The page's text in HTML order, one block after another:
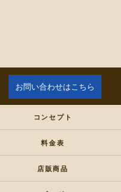
お問い合わせはこちら
コンセプト
料金表
店販商品